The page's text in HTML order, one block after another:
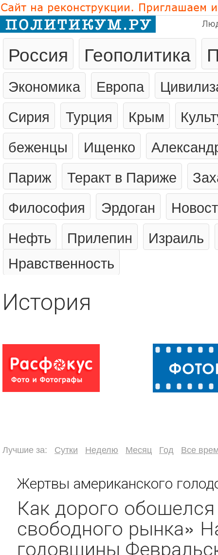
Россия Геополитика
Экономика Европа
Сирия
Турция Крым
беженцы
Ищенко
Париж
Теракт в Париже
Философия
Эрдоган
Нефть
Прилепин
Израиль
Нравственность
История
Лучшие за: Сутки Неделю Месяц Год Все
Жертвы американского
Как дорого
свободного рынка»
годовщины